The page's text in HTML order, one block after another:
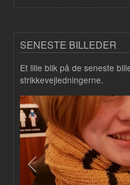
SENESTE BILLEDER
Et lille blik på de seneste
strikkevejledningerne.
Forrige